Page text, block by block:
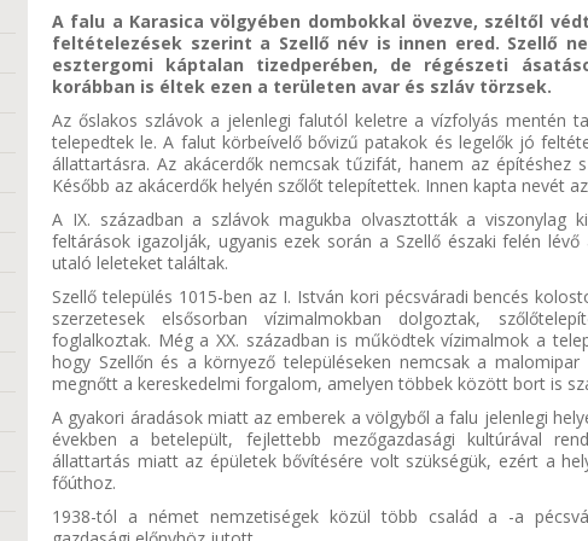
A falu a Karasica völgyében dombokkal övezve, széltől
feltételezések szerint a Szellő név is innen ered. Szellő
esztergomi káptalan tizedperében, de régészeti
korábban is éltek ezen a területen avar és szláv törzsek.
Az őslakos szlávok a jelenlegi falutól keletre a vízfolyás mentén
telepedtek le. A falut körbeívelő bővizű patakok és legelők jó
állattartásra. Az akácerdők nemcsak tűzifát, hanem az építéshez
Később az akácerdők helyén szőlőt telepítettek. Innen kapta nevét
A IX. században a szlávok magukba olvasztották a viszonylag
feltárások igazolják, ugyanis ezek során a Szellő északi felén
utaló leleteket találtak.
Szellő település 1015-ben az I. István kori pécsváradi bencés
szerzetesek elsősorban vízimalmokban dolgoztak,
foglalkoztak. Még a XX. században is működtek vízimalmok a
hogy Szellőn és a környező településeken nemcsak a
megnőtt a kereskedelmi forgalom, amelyen többek között bort is
A gyakori áradások miatt az emberek a völgyből a falu jelenlegi
években a betelepült, fejlettebb mezőgazdasági kultúrával
állattartás miatt az épületek bővítésére volt szükségük, ezért a
főúthoz.
1938-tól a német nemzetiségek közül több család a -a